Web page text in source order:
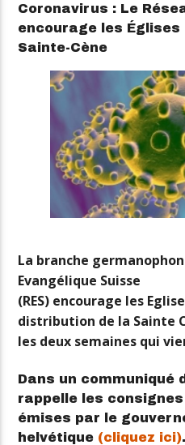
Coronavirus : Le
encourage les Églises
Sainte-Cène
La branche
Evangélique Suisse
(RES) encourage les
distribution de la Sainte
les deux semaines qui
Dans un communiqué
rappelle les
émises par le
helvétique (cliquez ici).